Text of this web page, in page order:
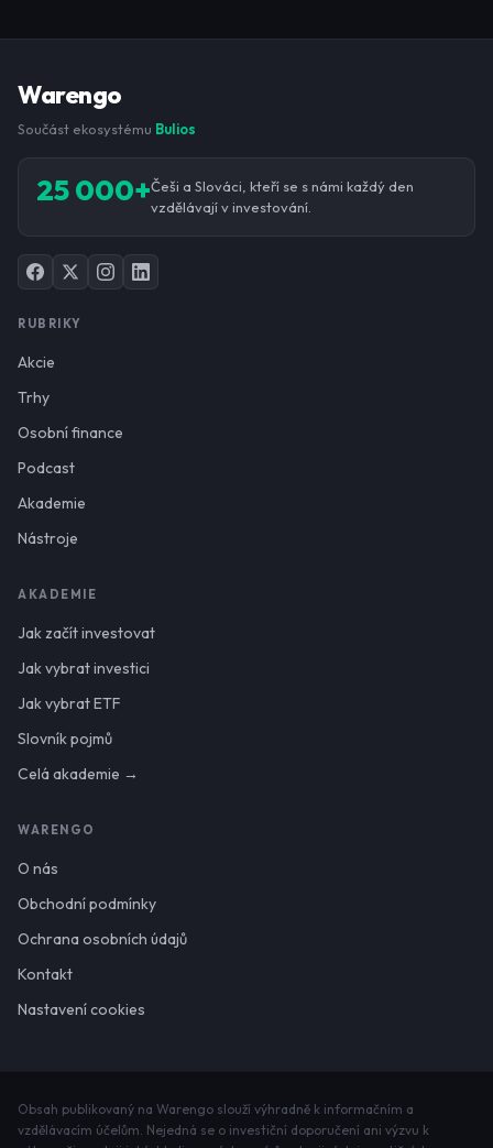
Warengo
Součást ekosystému Bulios
25 000+Češi a Slováci, kteří se s námi každý den
vzdělávají v investování.
RUBRIKY
Akcie
Trhy
Osobní finance
Podcast
Akademie
Nástroje
AKADEMIE
Jak začít investovat
Jak vybrat investici
Jak vybrat ETF
Slovník pojmů
Celá akademie →
WARENGO
O nás
Obchodní podmínky
Ochrana osobních údajů
Kontakt
Nastavení cookies
Obsah publikovaný na Warengo slouží výhradně k informačním a
vzdělávacím účelům. Nejedná se o investiční doporučení ani výzvu k